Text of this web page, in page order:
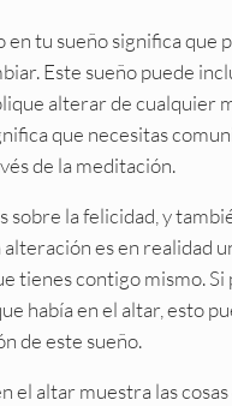
en tu sueño significa que
Este sueño puede
alterar de cualquier
que necesitas
de la meditación.
sobre la felicidad, y
alteración es en realidad
tienes contigo mismo. Si
había en el altar, esto
de este sueño.
el altar muestra las